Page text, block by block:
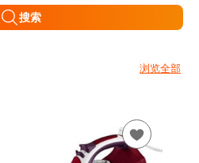
搜索
浏览全部